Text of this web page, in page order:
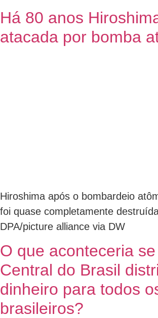
Há 80 anos
atacada por bomba
Hiroshima após o bombardeio
foi quase completamente
DPA/picture alliance via DW
O que aconteceria
Central do Brasil
dinheiro para todos
brasileiros?